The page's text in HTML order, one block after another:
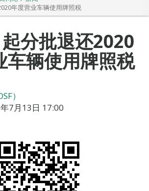
年度营业车辆使用牌照税
分批退还2020
车辆使用牌照税
）
7月13日 17:00